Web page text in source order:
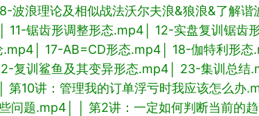
波浪理论及相似战法沃尔夫浪&狼浪&了解谐
│ 11-锯齿形调整形态.mp4 │ 12-实盘复训锯齿
.mp4 │ 17-AB=CD形态.mp4 │ 18-伽特利形
复训鲨鱼及其变异形态.mp4 │ 23-集训总结
│ 第10讲：管理我的订单浮亏时我应该怎么办
问题.mp4 │ │ 第2讲：一定如何判断当前的